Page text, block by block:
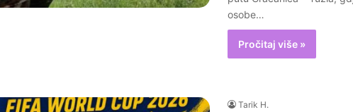
osobe…
Pročitaj više »
Tarik H.